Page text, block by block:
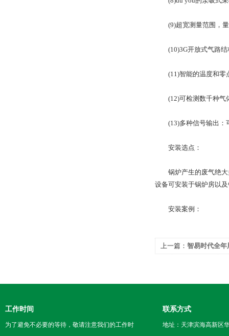
(9)超宽测量范围，量
(10)3G开放式气路结
(11)智能的温度和零
(12)可检测数千种气
(13)多种信号输出：可
安装选点：
锅炉产生的废气绝大
设备可安装于锅炉房以
安装案例：
上一篇： 智易时代全年
工作时间
为了避免不必要的等待，敬请注意我们的工作时
联系方式
地址：天津滨海高新区